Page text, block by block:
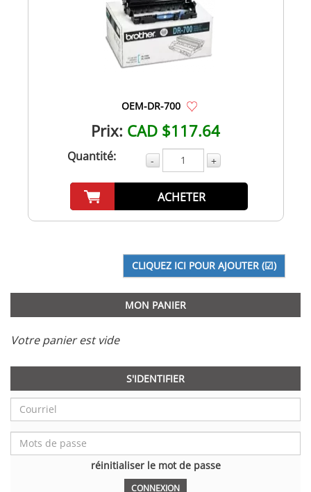
OEM-DR-700
Prix: CAD $117.64
Quantité: - +
ACHETER
MON PANIER
Votre panier est vide
S'IDENTIFIER
réinitialiser le mot de passe